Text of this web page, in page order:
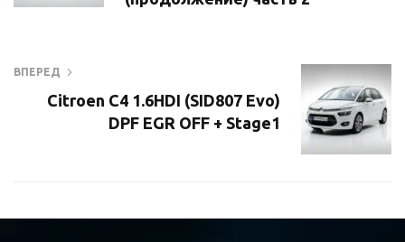
ВПЕРЕД
Citroen C4 1.6HDI (SID807 Evo)
DPF EGR OFF + Stage1